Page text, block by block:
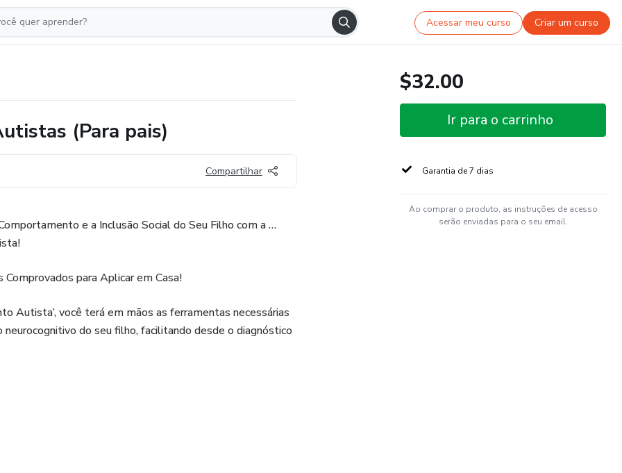
Acessar meu curso Criar um curso
(Para pais)
Compartilhar
e a Inclusão Social do Seu Filho com a …
para Aplicar em Casa!
Autista’, você terá em mãos as ferramentas necessárias
do seu filho, facilitando desde o diagnóstico
$32.00
Ir para o carrinho
Garantia de 7 dias
Ao comprar o produto, as instruções de acesso
serão enviadas para o seu email.